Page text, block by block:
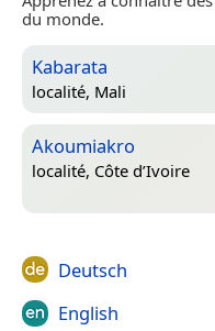
du monde.
Kabarata
localité, Mali
Akoumiakro
localité, Côte d’Ivoire
Deutsch
English